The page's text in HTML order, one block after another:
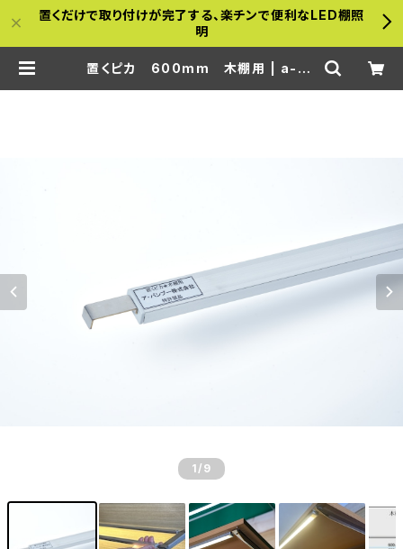
置くだけで取り付けが完了する、楽チンで便利なLED棚照
明
置くピカ 600mm 木棚用 | a-ba
1 /9